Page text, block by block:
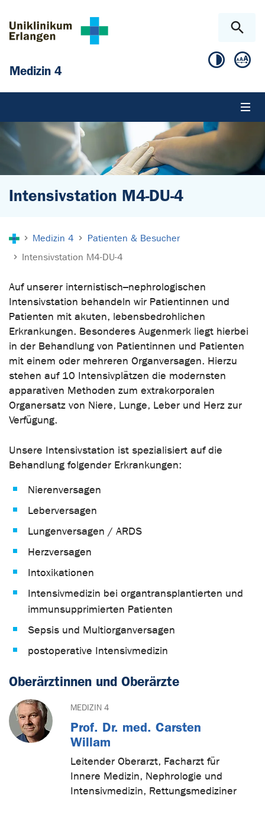
Medizin 4
Intensivstation M4-DU-4
Medizin 4
Patienten & Besucher
Intensivstation M4-DU-4
Auf unserer internistisch–nephrologischen
Intensivstation behandeln wir Patientinnen und
Patienten mit akuten, lebensbedrohlichen
Erkrankungen. Besonderes Augenmerk liegt hierbei
in der Behandlung von Patientinnen und Patienten
mit einem oder mehreren Organversagen. Hierzu
stehen auf 10 Intensivplätzen die modernsten
apparativen Methoden zum extrakorporalen
Organersatz von Niere, Lunge, Leber und Herz zur
Verfügung.
Unsere Intensivstation ist spezialisiert auf die
Behandlung folgender Erkrankungen:
Nierenversagen
Leberversagen
Lungenversagen / ARDS
Herzversagen
Intoxikationen
Intensivmedizin bei organtransplantierten und
immunsupprimierten Patienten
Sepsis und Multiorganversagen
postoperative Intensivmedizin
Oberärztinnen und Oberärzte
MEDIZIN 4
Prof. Dr. med. Carsten
Willam
Leitender Oberarzt, Facharzt für
Innere Medizin, Nephrologie und
Intensivmedizin, Rettungsmediziner